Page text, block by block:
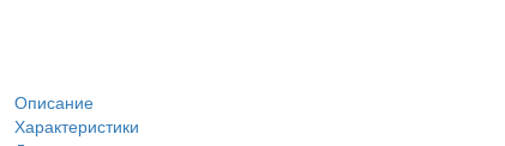
Описание
Характеристики